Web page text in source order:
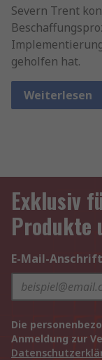
Severn Trent
geholfen hat.
Weiterlesen
Exklusiv
Produkte
E-Mail-Anschrift
Die
Anmeldung zur